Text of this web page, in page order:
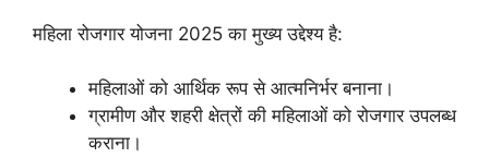
महिला रोजगार योजना 2025 का मुख्य उद्देश्य है:
महिलाओं को आर्थिक रूप से आत्मनिर्भर बनाना।
ग्रामीण और शहरी क्षेत्रों की महिलाओं को रोजगार उपलब्ध
कराना।